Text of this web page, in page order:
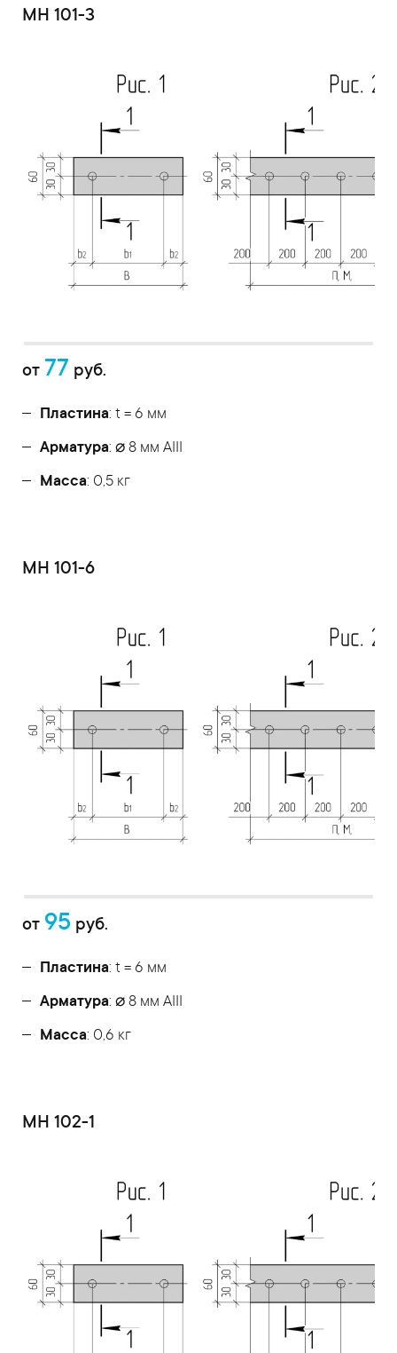
МН 101-3
от 77 руб.
Пластина: t = 6 мм
Арматура: ⌀ 8 мм АIII
Масса: 0,5 кг
МН 101-6
от 95 руб.
Пластина: t = 6 мм
Арматура: ⌀ 8 мм АIII
Масса: 0,6 кг
МН 102-1